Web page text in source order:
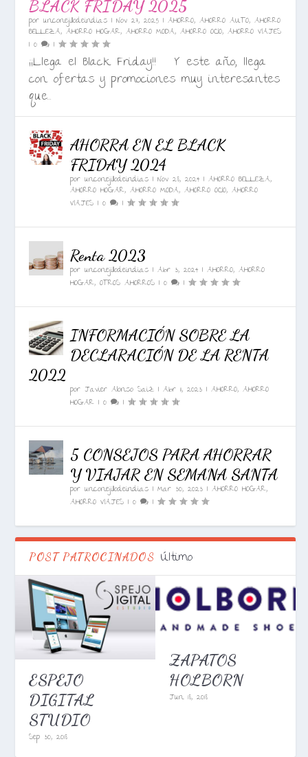
BLACK FRIDAY 2025
porunconejillodeindias |Nov 27, 2025 |AHORRO,AHORRO AUTO,AHORRO
BELLEZA,AHORRO HOGAR,AHORRO MODA,AHORRO OCIO,AHORRO VIAJES
|0 |
¡¡Llega el Black Friday!! Y este año, llega
con ofertas y promociones muy interesantes
que...
AHORRA EN EL BLACK
FRIDAY 2024
porunconejillodeindias |Nov 28, 2024 |AHORRO BELLEZA,
AHORRO HOGAR,AHORRO MODA,AHORRO OCIO,AHORRO
VIAJES |0 |
Renta 2023
porunconejillodeindias |Abr 3, 2024 |AHORRO,AHORRO
HOGAR,OTROS AHORROS |0 |
INFORMACIÓN SOBRE LA
DECLARACIÓN DE LA RENTA
2022
por Javier Alonso Saiz |Abr 11, 2023 |AHORRO,AHORRO
HOGAR |0 |
5 CONSEJOS PARA AHORRAR
Y VIAJAR EN SEMANA SANTA
porunconejillodeindias |Mar 30, 2023 |AHORRO HOGAR,
AHORRO VIAJES |0 |
POST PATROCINADOS Último
ESPEJO
DIGITAL
STUDIO
Sep 30, 2018
ZAPATOS
HOLBORN
Jun 18, 2018